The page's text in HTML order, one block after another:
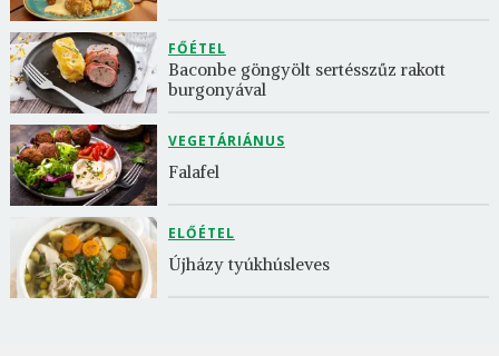
FŐÉTEL
Baconbe göngyölt sertésszűz rakott
burgonyával
VEGETÁRIÁNUS
Falafel
ELŐÉTEL
Újházy tyúkhúsleves